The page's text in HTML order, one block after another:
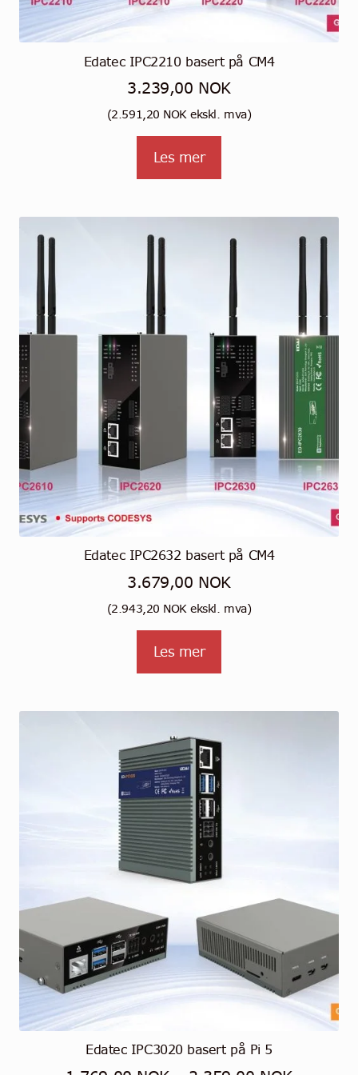
Edatec IPC2210 basert på CM4
3.239,00 NOK
(2.591,20 NOKekskl. mva)
Les mer
Edatec IPC2632 basert på CM4
3.679,00 NOK
(2.943,20 NOKekskl. mva)
Les mer
Edatec IPC3020 basert på Pi 5